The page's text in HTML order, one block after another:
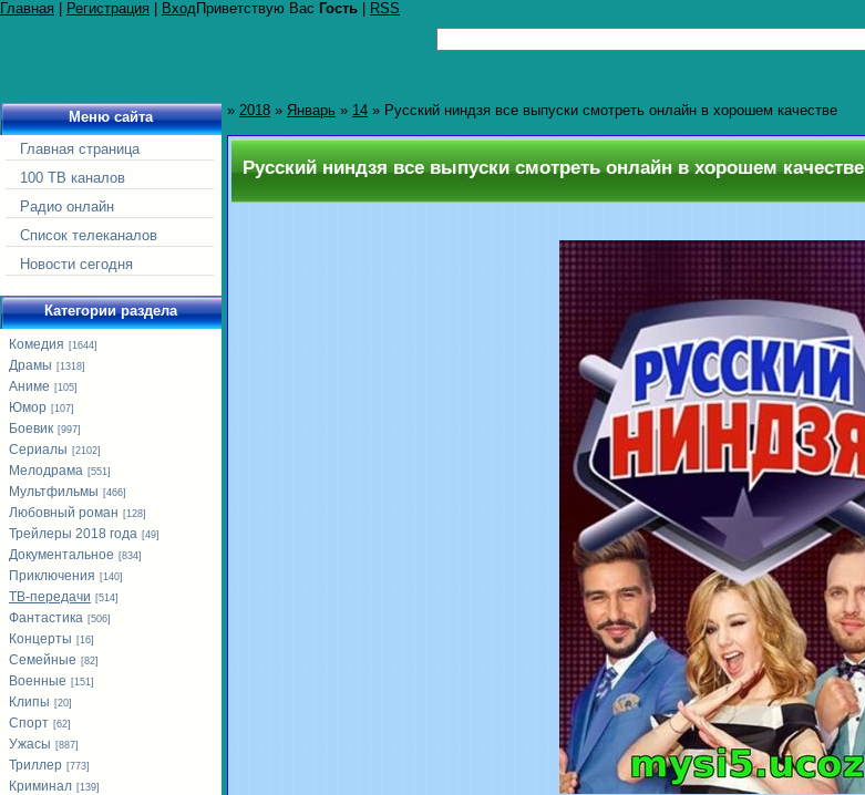
Главная Регистрация ВходПриветствую Вас Гость RSS
Меню сайта
Главная страница
100 ТВ каналов
Радио онлайн
Список телеканалов
Новости сегодня
Категории раздела
Комедия [1644]
Драмы [1318]
Аниме [105]
Юмор [107]
Боевик [997]
Сериалы [2102]
Мелодрама [551]
Мультфильмы [466]
Любовный роман [128]
Трейлеры 2018 года [49]
Документальное [834]
Приключения [140]
ТВ-передачи [514]
Фантастика [506]
Концерты [16]
Семейные [82]
Военные [151]
Клипы [20]
Спорт [62]
Ужасы [887]
Триллер [773]
Криминал [139]
» 2018 » Январь » 14 » Русский ниндзя все выпуски смотреть онлайн в хорошем качестве
Русский ниндзя все выпуски смотреть онлайн в хорошем качестве